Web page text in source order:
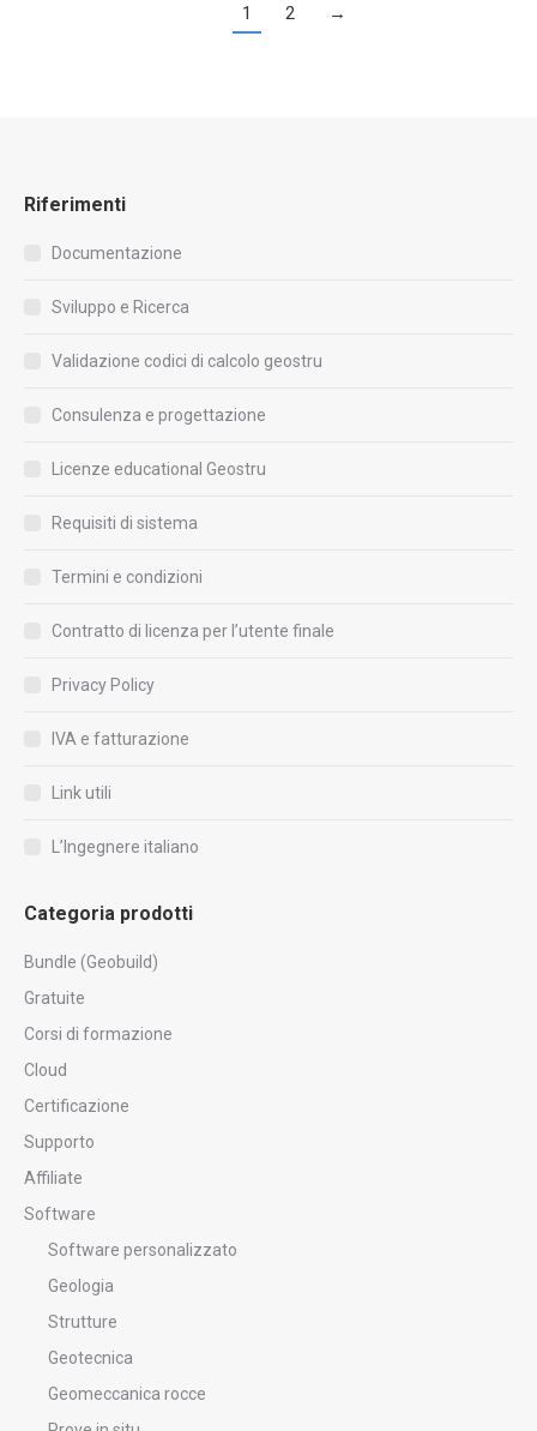
1 2 →
Riferimenti
Documentazione
Sviluppo e Ricerca
Validazione codici di calcolo geostru
Consulenza e progettazione
Licenze educational Geostru
Requisiti di sistema
Termini e condizioni
Contratto di licenza per l’utente finale
Privacy Policy
IVA e fatturazione
Link utili
L’Ingegnere italiano
Categoria prodotti
Bundle (Geobuild)
Gratuite
Corsi di formazione
Cloud
Certificazione
Supporto
Affiliate
Software
Software personalizzato
Geologia
Strutture
Geotecnica
Geomeccanica rocce